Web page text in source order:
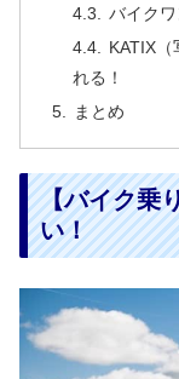
バイクワ
KATIX
れる！
まとめ
【バイク乗
い！